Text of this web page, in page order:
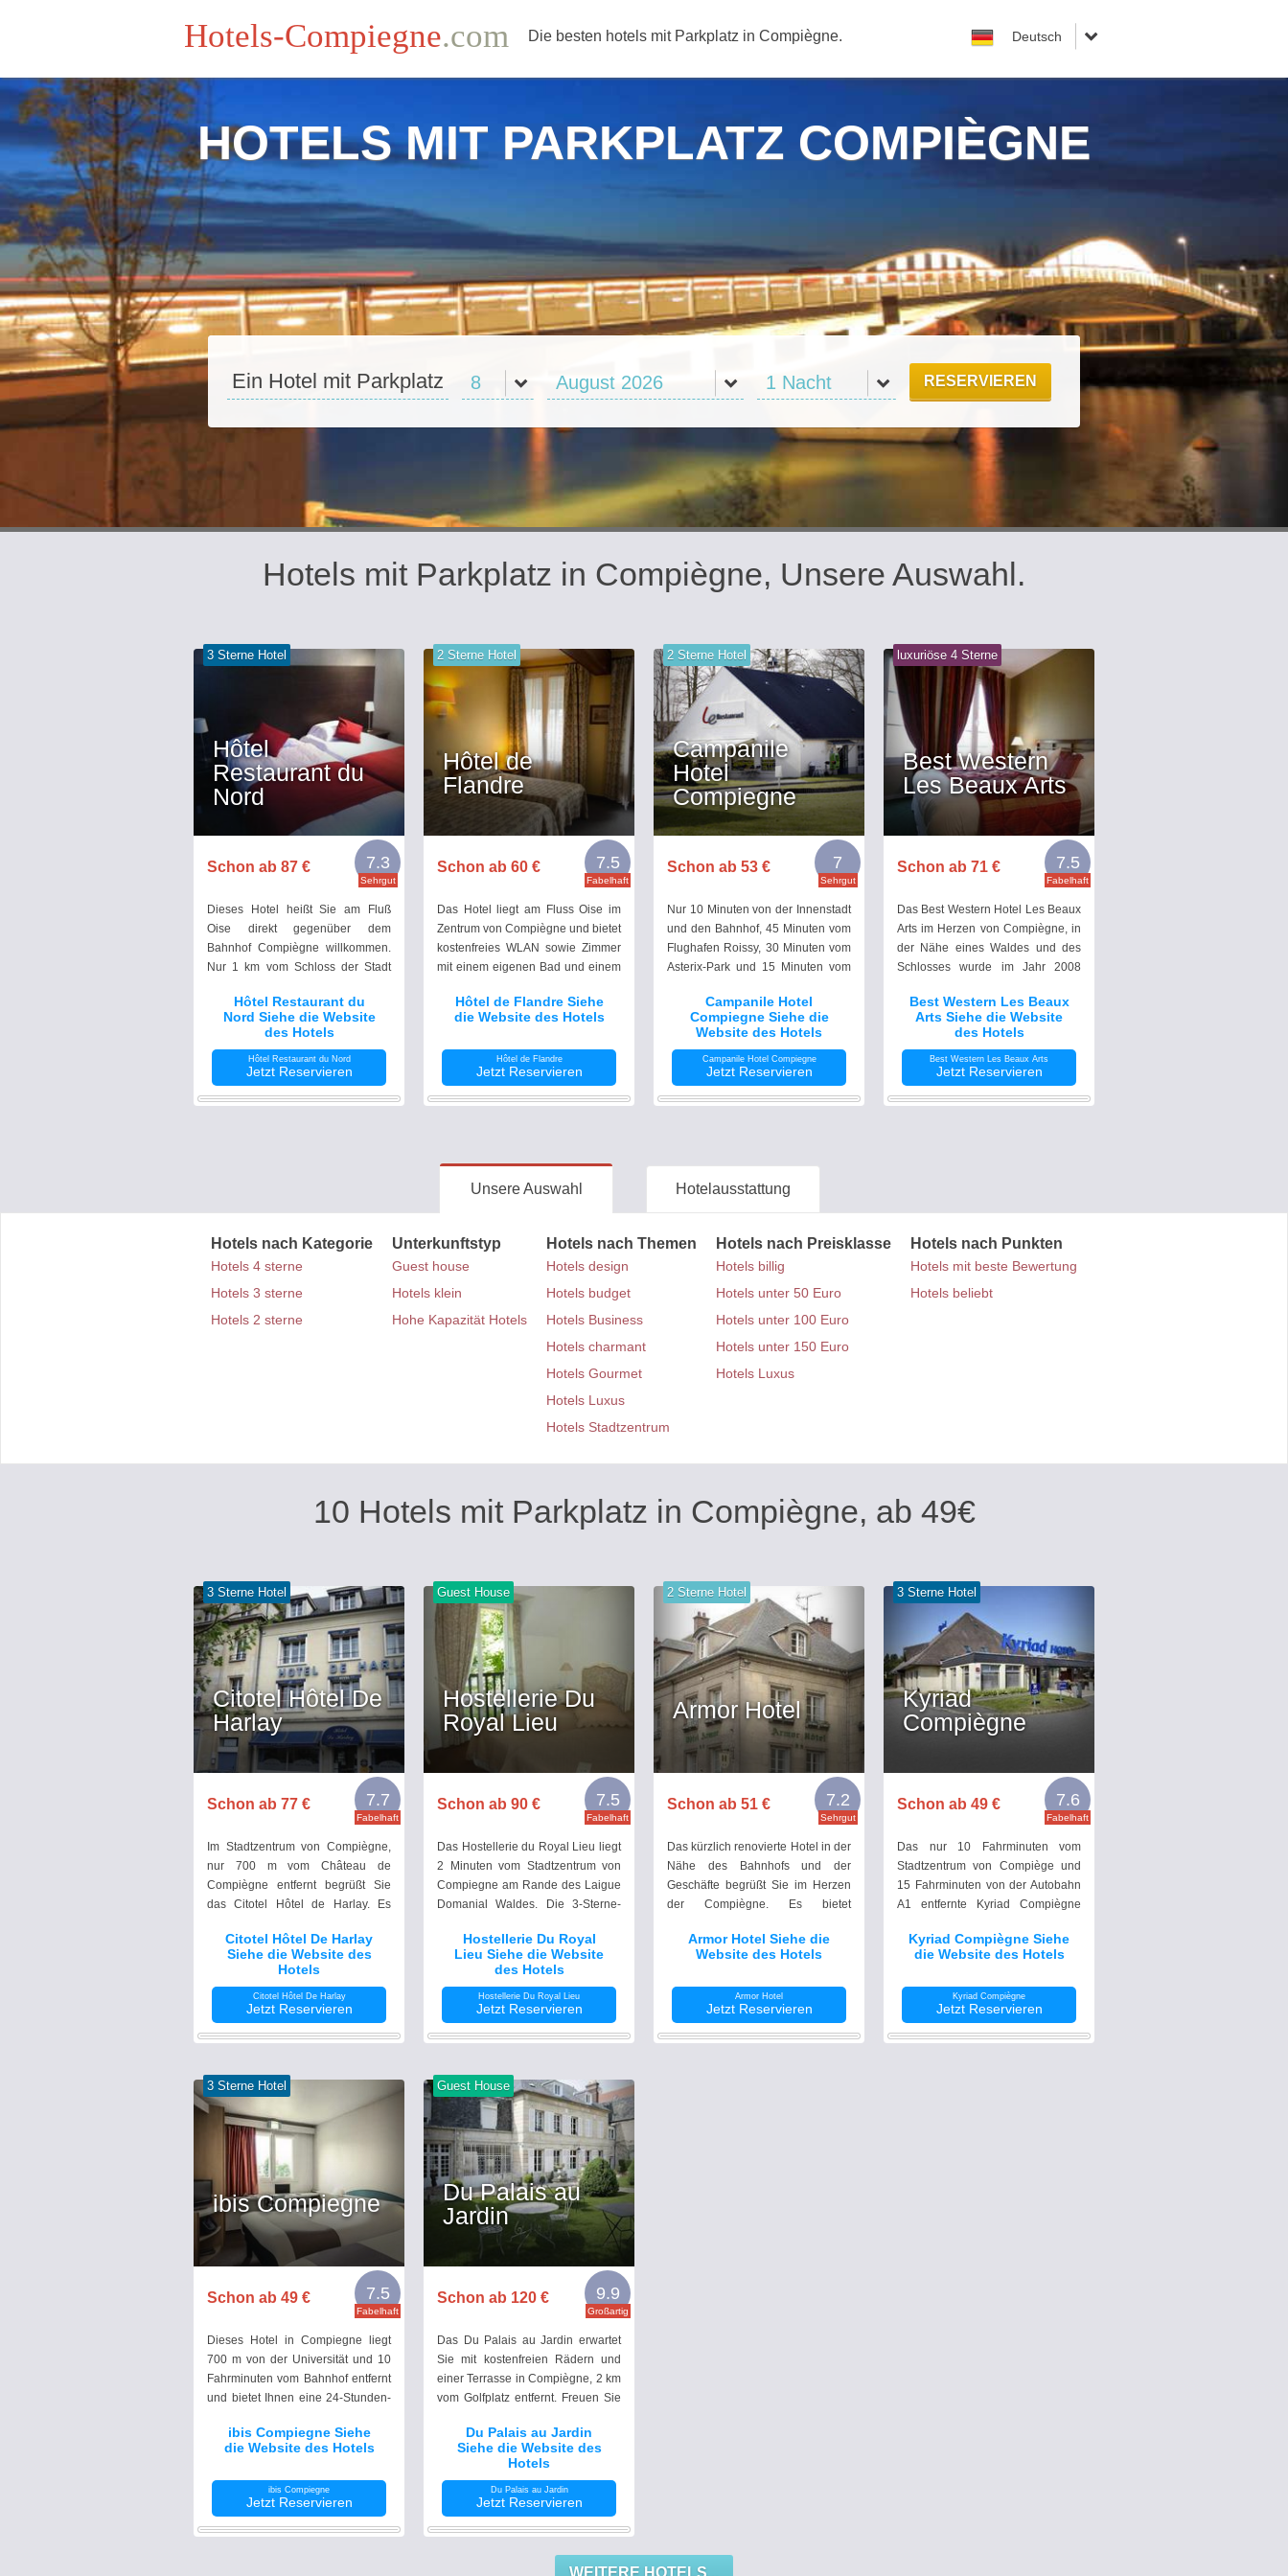
Hotels-Compiegne.com Die besten hotels mit Parkplatz in Compiègne.
HOTELS MIT PARKPLATZ COMPIÈGNE
Ein Hotel mit Parkplatz RESERVIEREN
Hotels mit Parkplatz in Compiègne, Unsere Auswahl.
3 Sterne Hotel
Hôtel
Restaurant du
Nord
7.3
Sehrgut
Schon ab 87 €
Dieses Hotel heißt Sie am Fluß
Oise direkt gegenüber dem
Bahnhof Compiègne willkommen.
Nur 1 km vom Schloss der Stadt
entfernt bietet das Hotel einen
kostenlosen Fahrradraum sowie
Hôtel Restaurant du
Nord Siehe die Website
des Hotels
Hôtel Restaurant du Nord
Jetzt Reservieren
2 Sterne Hotel
Hôtel de
Flandre
7.5
Fabelhaft
Schon ab 60 €
Das Hotel liegt am Fluss Oise im
Zentrum von Compiègne und bietet
kostenfreies WLAN sowie Zimmer
mit einem eigenen Bad und einem
Parkplätze stehen Ihnen ebenso
zur Verfügung.
Hôtel de Flandre Siehe
die Website des Hotels
Hôtel de Flandre
Jetzt Reservieren
2 Sterne Hotel
Campanile
Hotel
Compiegne
7
Sehrgut
Schon ab 53 €
Nur 10 Minuten von der Innenstadt
und den Bahnhof, 45 Minuten vom
Flughafen Roissy, 30 Minuten vom
Asterix-Park und 15 Minuten vom
Compiègne bietet Ihnen das Hotel
Compiegne Zimmer mit
Campanile Hotel
Compiegne Siehe die
Website des Hotels
Campanile Hotel Compiegne
Jetzt Reservieren
luxuriöse 4 Sterne
Best Western
Les Beaux Arts
7.5
Fabelhaft
Schon ab 71 €
Das Best Western Hotel Les Beaux
Arts im Herzen von Compiègne, in
der Nähe eines Waldes und des
Schlosses wurde im Jahr 2008
Best Western Les Beaux
Arts Siehe die Website
des Hotels
Best Western Les Beaux Arts
Jetzt Reservieren
Unsere Auswahl Hotelausstattung
Hotels nach Kategorie
Hotels 4 sterne
Hotels 3 sterne
Hotels 2 sterne
Unterkunftstyp
Guest house
Hotels klein
Hohe Kapazität Hotels
Hotels nach Themen
Hotels design
Hotels budget
Hotels Business
Hotels charmant
Hotels Gourmet
Hotels Luxus
Hotels Stadtzentrum
Hotels nach Preisklasse
Hotels billig
Hotels unter 50 Euro
Hotels unter 100 Euro
Hotels unter 150 Euro
Hotels Luxus
Hotels nach Punkten
Hotels mit beste Bewertung
Hotels beliebt
10 Hotels mit Parkplatz in Compiègne, ab 49€
3 Sterne Hotel
Citotel Hôtel De
Harlay
7.7
Fabelhaft
Schon ab 77 €
Im Stadtzentrum von Compiègne,
nur 700 m vom Château de
Compiègne entfernt begrüßt Sie
das Citotel Hôtel de Harlay. Es
mit kostenfreiem WLAN.
Citotel Hôtel De Harlay
Siehe die Website des
Hotels
Citotel Hôtel De Harlay
Jetzt Reservieren
Guest House
Hostellerie Du
Royal Lieu
7.5
Fabelhaft
Schon ab 90 €
Das Hostellerie du Royal Lieu liegt
2 Minuten vom Stadtzentrum von
Compiegne am Rande des Laigue
Domanial Waldes. Die 3-Sterne-
WLAN.Hostellerie Du Royal
Lieu Siehe die Website
des Hotels
Hostellerie Du Royal Lieu
Jetzt Reservieren
2 Sterne Hotel
Armor Hotel
7.2
Sehrgut
Schon ab 51 €
Das kürzlich renovierte Hotel in der
Nähe des Bahnhofs und der
Geschäfte begrüßt Sie im Herzen
der Compiègne. Es bietet
freundlichen und warmen
Atmosphäre.
Armor Hotel Siehe die
Website des Hotels
Armor Hotel
Jetzt Reservieren
3 Sterne Hotel
Kyriad
Compiègne
7.6
Fabelhaft
Schon ab 49 €
Das nur 10 Fahrminuten vom
Stadtzentrum von Compiège und
15 Fahrminuten von der Autobahn
A1 entfernte Kyriad Compiègne
mit Flachbild-TV und WLAN.
Kyriad Compiègne Siehe
die Website des Hotels
Kyriad Compiègne
Jetzt Reservieren
3 Sterne Hotel
ibis Compiegne
7.5
Fabelhaft
Schon ab 49 €
Dieses Hotel in Compiegne liegt
700 m von der Universität und 10
Fahrminuten vom Bahnhof entfernt
und bietet Ihnen eine 24-Stunden-
Bistrostil sowie eine Bar. Das
WLAN nutzen Sie in allen
ibis Compiegne Siehe
die Website des Hotels
ibis Compiegne
Jetzt Reservieren
Guest House
Du Palais au
Jardin
9.9
Großartig
Schon ab 120 €
Das Du Palais au Jardin erwartet
Sie mit kostenfreien Rädern und
einer Terrasse in Compiègne, 2 km
vom Golfplatz entfernt. Freuen Sie
Gemeinschaftslounge und
kostenfreies WLAN.
Du Palais au Jardin
Siehe die Website des
Hotels
Du Palais au Jardin
Jetzt Reservieren
WEITERE HOTELS...